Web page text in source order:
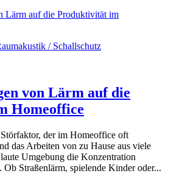
/ Schallschutz
von Lärm auf die
Homeoffice
der im Homeoffice oft
das Arbeiten von zu Hause aus viele
Umgebung die Konzentration
Ob Straßenlärm, spielende Kinder oder...